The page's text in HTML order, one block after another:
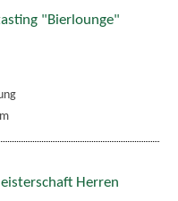
"Bierlounge"
Herren